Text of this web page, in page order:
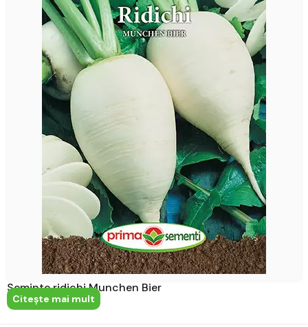
Seminte ridichi Munchen Bier
Citeşte mai mult